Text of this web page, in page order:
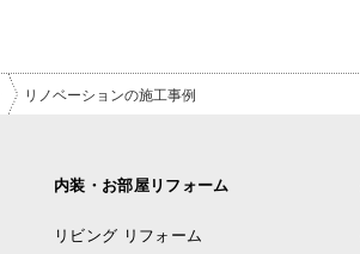
リノベーションの施工事例
内装・お部屋リフォーム
リビング リフォーム